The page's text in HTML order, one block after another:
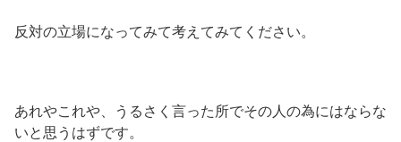
反対の立場になってみて考えてみてください。
あれやこれや、うるさく言った所でその人の為にはならな
いと思うはずです。